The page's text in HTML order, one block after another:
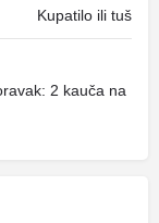
Kupatilo ili tuš
2 kauča na